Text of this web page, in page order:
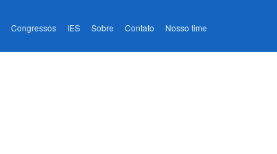
Congressos IES Sobre Contato Nosso time